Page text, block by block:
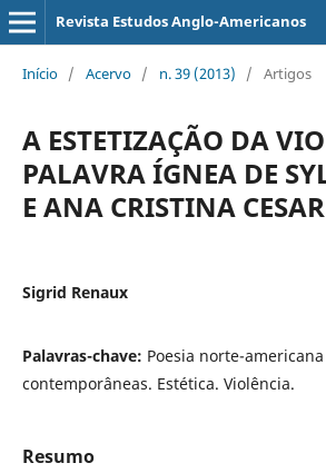
Revista Estudos Anglo-Americanos
Início / Acervo / n. 39 (2013) / Artigos
A ESTETIZAÇÃO DA
PALAVRA ÍGNEA DE
E ANA CRISTINA CESAR
Sigrid Renaux
Palavras-chave: Poesia norte-
contemporâneas. Estética. Violência.
Resumo